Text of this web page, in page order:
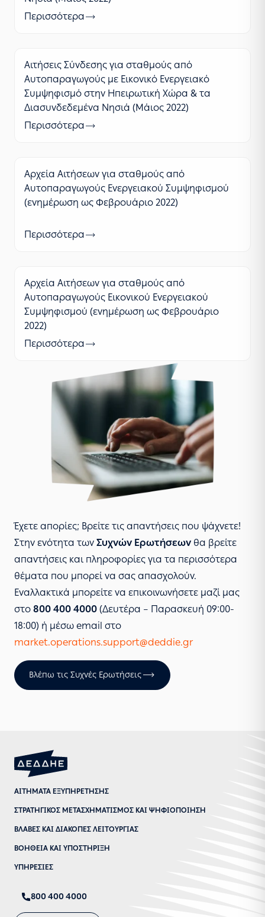
Περισσότερα
Αιτήσεις Σύνδεσης για σταθμούς από
Αυτοπαραγωγούς με Εικονικό Ενεργειακό
Συμψηφισμό στην Ηπειρωτική Χώρα & τα
Διασυνδεδεμένα Νησιά (Μάιος 2022)
Περισσότερα
Αρχεία Αιτήσεων για σταθμούς από
Αυτοπαραγωγούς Ενεργειακού Συμψηφισμού
(ενημέρωση ως Φεβρουάριο 2022)
Περισσότερα
Αρχεία Αιτήσεων για σταθμούς από
Αυτοπαραγωγούς Εικονικού Ενεργειακού
Συμψηφισμού (ενημέρωση ως Φεβρουάριο
2022)
Περισσότερα
Έχετε απορίες; Βρείτε τις απαντήσεις που ψάχνετε!
Στην ενότητα των Συχνών Ερωτήσεων θα βρείτε
απαντήσεις και πληροφορίες για τα περισσότερα
θέματα που μπορεί να σας απασχολούν.
Εναλλακτικά μπορείτε να επικοινωνήσετε μαζί μας
στο 800 400 4000 (Δευτέρα – Παρασκευή 09:00-
18:00) ή μέσω email στο
market.operations.support@deddie.gr
Βλέπω τις Συχνές Ερωτήσεις
ΑΙΤΗΜΑΤΑ ΕΞΥΠΗΡΕΤΗΣΗΣ
ΣΤΡΑΤΗΓΙΚΟΣ ΜΕΤΑΣΧΗΜΑΤΙΣΜΟΣ ΚΑΙ ΨΗΦΙΟΠΟΙΗΣΗ
ΒΛΑΒΕΣ ΚΑΙ ΔΙΑΚΟΠΕΣ ΛΕΙΤΟΥΡΓΙΑΣ
ΒΟΗΘΕΙΑ ΚΑΙ ΥΠΟΣΤΗΡΙΞΗ
ΥΠΗΡΕΣΙΕΣ
800 400 4000